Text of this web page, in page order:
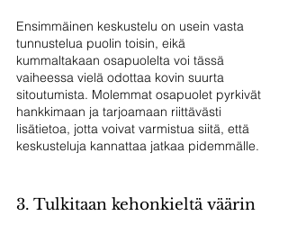
Ensimmäinen keskustelu on usein vasta
tunnustelua puolin toisin, eikä
kummaltakaan osapuolelta voi tässä
vaiheessa vielä odottaa kovin suurta
sitoutumista. Molemmat osapuolet pyrkivät
hankkimaan ja tarjoamaan riittävästi
lisätietoa, jotta voivat varmistua siitä, että
keskusteluja kannattaa jatkaa pidemmälle.
3. Tulkitaan kehonkieltä väärin